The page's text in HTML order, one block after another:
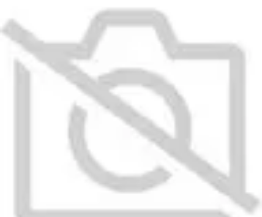
Stratégies d'Achat
Astuces d'Achat
Pratiques
Deals en Ligne